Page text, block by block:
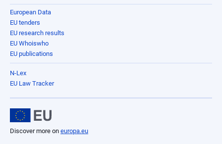
European Data
EU tenders
EU research results
EU Whoiswho
EU publications
N-Lex
EU Law Tracker
Discover more on europa.eu